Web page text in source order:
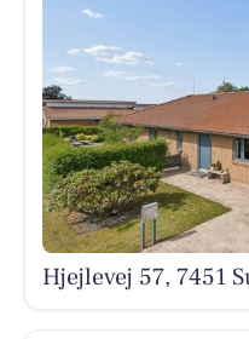
Hjejlevej 57, 7451